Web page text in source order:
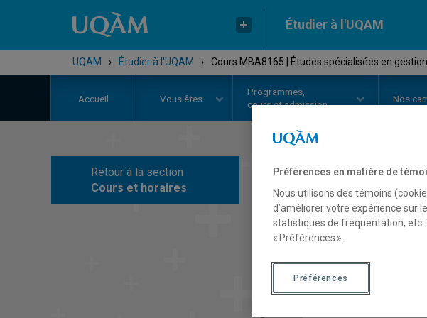
Étudier à l'UQAM
UQAM › Étudier à l'UQAM › Cours MBA8165 | Études spécialisées en
Accueil Vous êtes
Programmes,
cours et admission
Nos
Retour à la section
Cours et horaires
COURS//
Préférences en matière de
Nous utilisons des témoins
d’améliorer votre expérience sur
statistiques de fréquentation,
« Préférences ».
Préférences